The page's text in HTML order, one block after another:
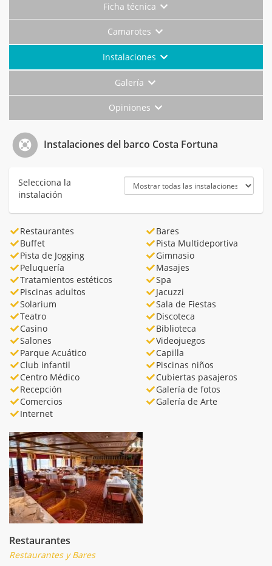
Ficha técnica
Camarotes
Instalaciones
Galería
Opiniones
Instalaciones del barco Costa Fortuna
Selecciona la
instalación
Restaurantes
Bares
Buffet
Pista Multideportiva
Pista de Jogging
Gimnasio
Peluquería
Masajes
Tratamientos estéticos
Spa
Piscinas adultos
Jacuzzi
Solarium
Sala de Fiestas
Teatro
Discoteca
Casino
Biblioteca
Salones
Videojuegos
Parque Acuático
Capilla
Club infantil
Piscinas niños
Centro Médico
Cubiertas pasajeros
Recepción
Galería de fotos
Comercios
Galería de Arte
Internet
Restaurantes
Restaurantes y Bares